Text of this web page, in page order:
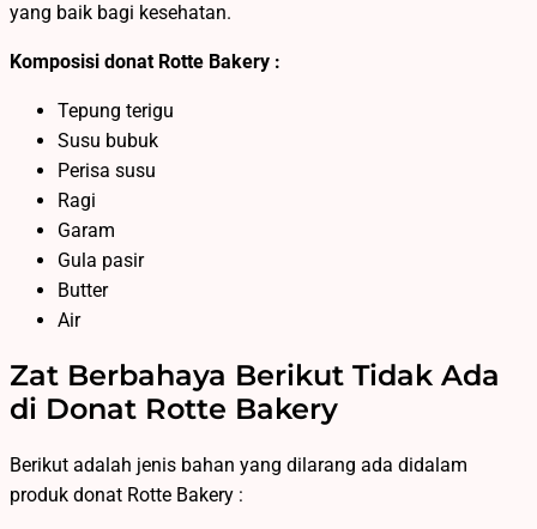
yang baik bagi kesehatan.
Komposisi donat Rotte Bakery :
Tepung terigu
Susu bubuk
Perisa susu
Ragi
Garam
Gula pasir
Butter
Air
Zat Berbahaya Berikut Tidak Ada
di Donat Rotte Bakery
Berikut adalah jenis bahan yang dilarang ada didalam
produk donat Rotte Bakery :